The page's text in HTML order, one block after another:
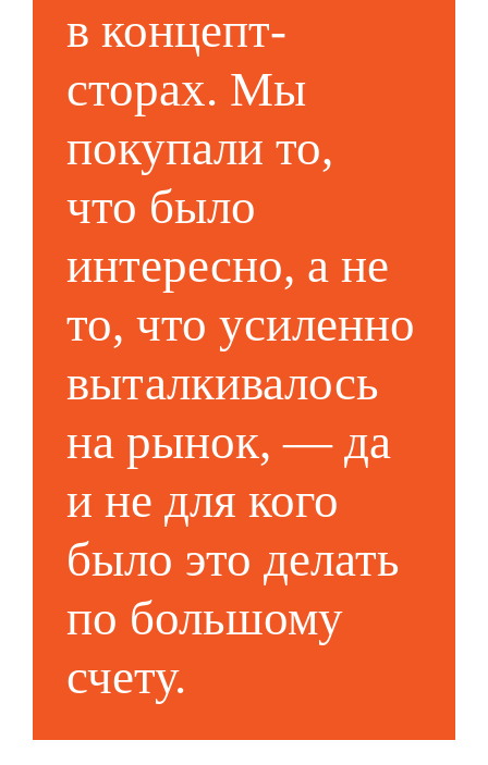
в концепт-
сторах. Мы
покупали то,
что было
интересно, а не
то, что усиленно
выталкивалось
на рынок, — да
и не для кого
было это делать
по большому
счету.